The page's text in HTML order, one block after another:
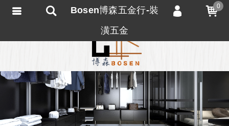
Bosen博森五金行-裝
潢五金
0
會員登入
忘記密碼
訂單查詢
匯款通知